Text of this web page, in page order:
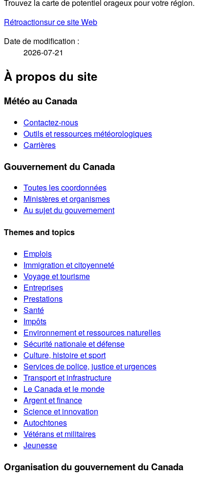
Trouvez la carte de potentiel orageux pour votre région.
Rétroactionsur ce site Web
Date de modification :
2026-07-21
À propos du site
Météo au Canada
Contactez-nous
Outils et ressources météorologiques
Carrières
Gouvernement du Canada
Toutes les coordonnées
Ministères et organismes
Au sujet du gouvernement
Themes and topics
Emplois
Immigration et citoyenneté
Voyage et tourisme
Entreprises
Prestations
Santé
Impôts
Environnement et ressources naturelles
Sécurité nationale et défense
Culture, histoire et sport
Services de police, justice et urgences
Transport et infrastructure
Le Canada et le monde
Argent et finance
Science et innovation
Autochtones
Vétérans et militaires
Jeunesse
Organisation du gouvernement du Canada